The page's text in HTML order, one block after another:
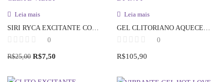
Leia mais
SIRI RYCA EXCITANTE COMESTÍVEL ESQUENTA, GELA E VIBRA
0
R$25,00 R$7,50
Leia mais
GEL CLITORIANO AQUECE E PULSA DEBORAH SECCO BY INTT
0
R$105,90